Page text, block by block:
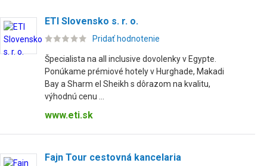
ETI Slovensko s. r. o.
Pridať hodnotenie
Špecialista na all inclusive dovolenky v Egypte.
Ponúkame prémiové hotely v Hurghade, Makadi
Bay a Sharm el Sheikh s dôrazom na kvalitu,
výhodnú cenu ...
www.eti.sk
Fajn Tour cestovná kancelaria